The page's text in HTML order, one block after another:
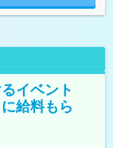
イベント
給料もら